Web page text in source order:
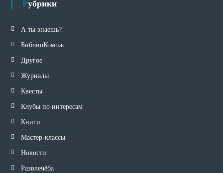
Рубрики
А ты знаешь?
БиблиоКомпас
Другое
Журналы
Квесты
Клубы по интересам
Книги
Мастер-классы
Новости
Развлечёба